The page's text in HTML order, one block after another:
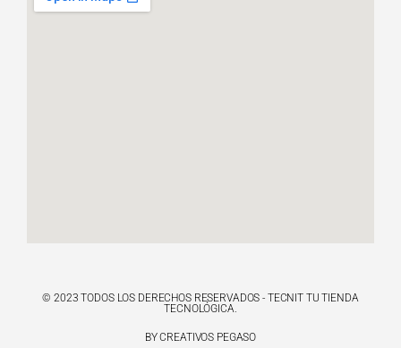
© 2023 TODOS LOS DERECHOS RESERVADOS - TECNIT TU TIENDA
TECNOLÓGICA.
BY CREATIVOS PEGASO